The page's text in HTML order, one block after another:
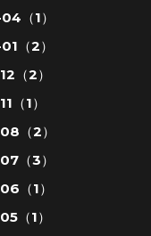
（1）
（2）
（2）
（1）
（2）
（3）
（1）
（1）